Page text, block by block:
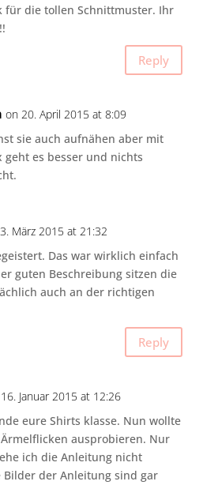
für die tollen Schnittmuster. Ihr
Reply
on 20. April 2015 at 8:09
sie auch aufnähen aber mit
geht es besser und nichts
März 2015 at 21:32
Das war wirklich einfach
guten Beschreibung sitzen die
auch an der richtigen
Reply
Januar 2015 at 12:26
eure Shirts klasse. Nun wollte
ausprobieren. Nur
ich die Anleitung nicht
Bilder der Anleitung sind gar